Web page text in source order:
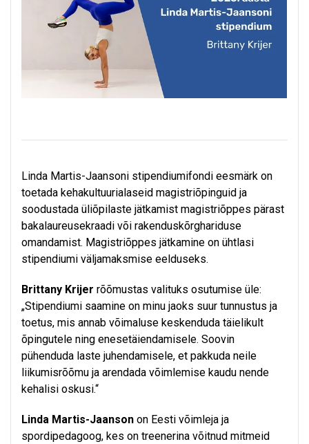
Linda Martis-Jaansoni stipendiumifondi eesmärk on
toetada kehakultuurialaseid magistriõpinguid ja
soodustada üliõpilaste jätkamist magistriõppes pärast
bakalaureusekraadi või rakenduskõrghariduse
omandamist. Magistriõppes jätkamine on ühtlasi
stipendiumi väljamaksmise eelduseks.
Brittany Krijer rõõmustas valituks osutumise üle:
„Stipendiumi saamine on minu jaoks suur tunnustus ja
toetus, mis annab võimaluse keskenduda täielikult
õpingutele ning enesetäiendamisele. Soovin
pühenduda laste juhendamisele, et pakkuda neile
liikumisrõõmu ja arendada võimlemise kaudu nende
kehalisi oskusi.“
Linda Martis-Jaanson on Eesti võimleja ja
spordipedagoog, kes on treenerina võitnud mitmeid